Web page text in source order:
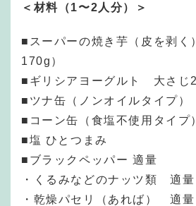
＜材料（1〜2人分）＞
■スーパーの焼き芋（皮を剥く
170g）
■ギリシアヨーグルト 大さじ2
■ツナ缶（ノンオイルタイプ
■コーン缶（食塩不使用タイプ
■塩 ひとつまみ
■ブラックペッパー 適量
・くるみなどのナッツ類 適量
・乾燥パセリ（あれば） 適量